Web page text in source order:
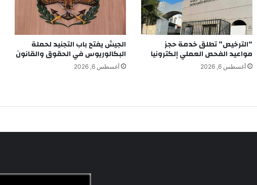
“الترخيص” تطلق خدمة حجز
مواعيد الفحص العملي إلكترونيا
أغسطس 6, 2026
الجيش يفتح باب التجنيد لحملة
البكالوريوس في الحقوق والقانون
أغسطس 6, 2026